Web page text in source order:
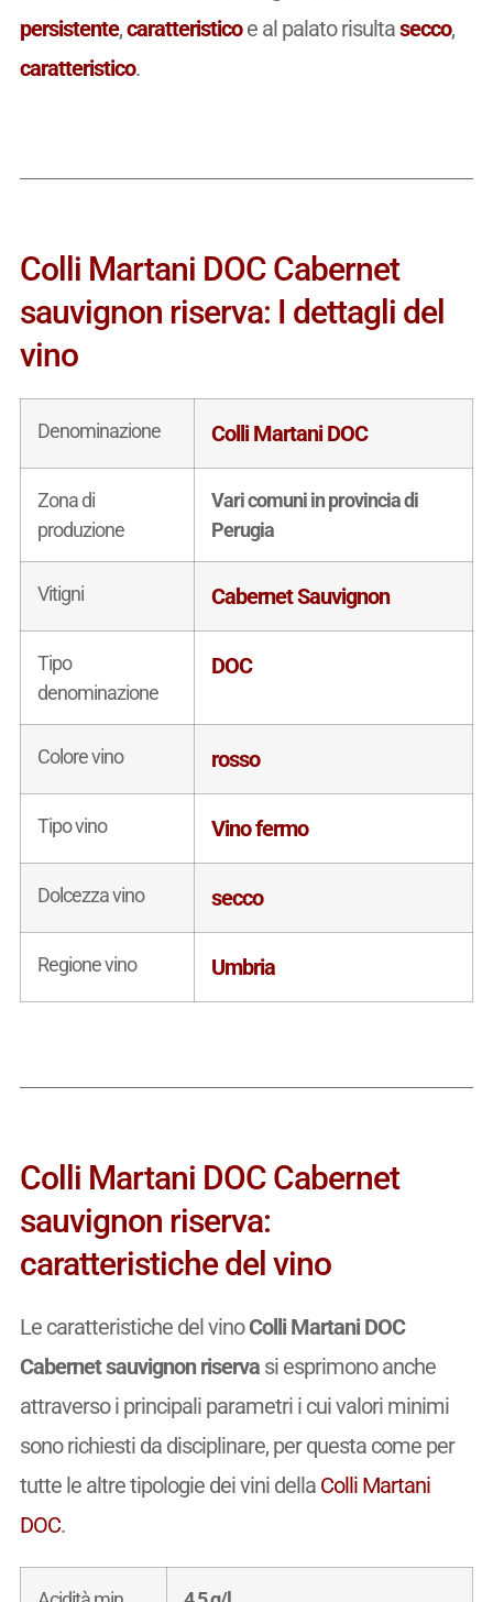
persistente,caratteristicoe al palato risultasecco,
caratteristico.
Colli Martani DOC Cabernet
sauvignon riserva: I dettagli del
vino
Denominazione Colli Martani DOC
Zona di
produzione
Vari comuni in provincia di
Perugia
Vitigni Cabernet Sauvignon
Tipo
denominazione
DOC
Colore vino rosso
Tipo vino Vino fermo
Dolcezza vino secco
Regione vino Umbria
Colli Martani DOC Cabernet
sauvignon riserva:
caratteristiche del vino
Le caratteristiche del vinoColli Martani DOC
Cabernet sauvignon riservasi esprimono anche
attraverso i principali parametri i cui valori minimi
sono richiesti da disciplinare, per questa come per
tutte le altre tipologie dei vini della Colli Martani
DOC.